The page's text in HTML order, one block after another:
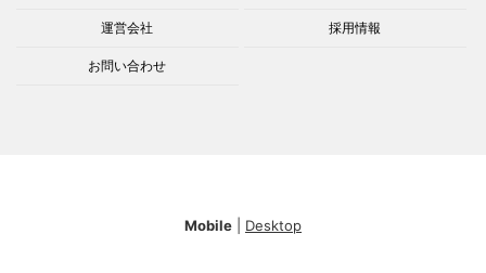
運営会社 採用情報
お問い合わせ
Mobile Desktop